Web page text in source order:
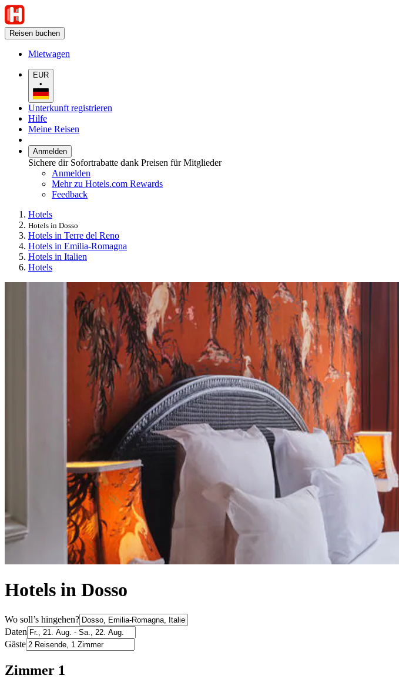
Reisen buchen
Mietwagen
EUR
•
Unterkunft registrieren
Hilfe
Meine Reisen
Anmelden
Sichere dir Sofortrabatte dank Preisen für Mitglieder
Anmelden
Mehr zu Hotels.com Rewards
Feedback
Hotels
Hotels in Dosso
Hotels in Terre del Reno
Hotels in Emilia-Romagna
Hotels in Italien
Hotels
Hotels in Dosso
Wo soll’s hingehen?
Daten
Gäste
Zimmer 1